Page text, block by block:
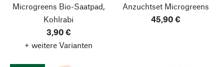
Microgreens Bio-Saatpad,
Kohlrabi
3,90 €
+ weitere Varianten
Anzuchtset Microgreens
45,90 €